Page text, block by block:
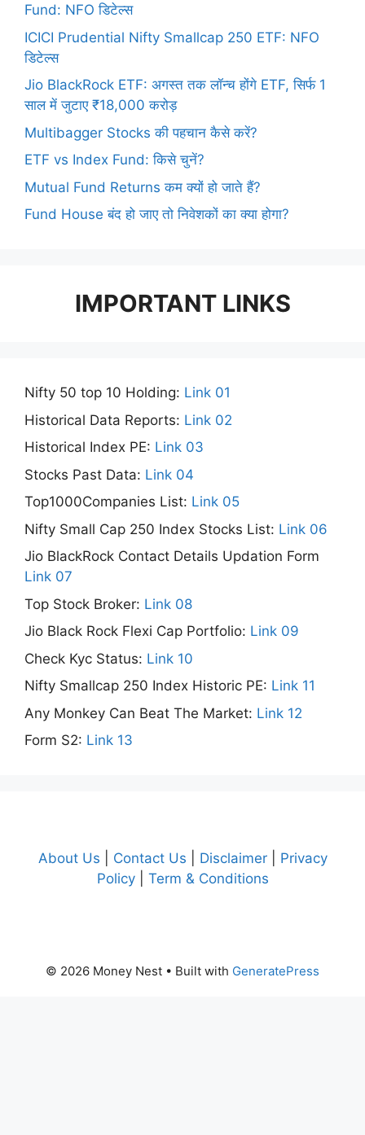
Fund: NFO डिटेल्स
ICICI Prudential Nifty Smallcap 250 ETF: NFO
डिटेल्स
Jio BlackRock ETF: अगस्त तक लॉन्च होंगे ETF, सिर्फ 1
साल में जुटाए ₹18,000 करोड़
Multibagger Stocks की पहचान कैसे करें?
ETF vs Index Fund: किसे चुनें?
Mutual Fund Returns कम क्यों हो जाते हैं?
Fund House बंद हो जाए तो निवेशकों का क्या होगा?
IMPORTANT LINKS
Nifty 50 top 10 Holding: Link 01
Historical Data Reports: Link 02
Historical Index PE: Link 03
Stocks Past Data: Link 04
Top1000Companies List: Link 05
Nifty Small Cap 250 Index Stocks List: Link 06
Jio BlackRock Contact Details Updation Form
Link 07
Top Stock Broker: Link 08
Jio Black Rock Flexi Cap Portfolio: Link 09
Check Kyc Status: Link 10
Nifty Smallcap 250 Index Historic PE: Link 11
Any Monkey Can Beat The Market: Link 12
Form S2: Link 13
About Us Contact Us Disclaimer| Privacy
Policy| Term & Conditions
© 2026 Money Nest • Built with GeneratePress